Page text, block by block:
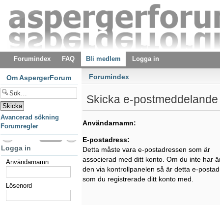
Forumindex FAQ Bli medlem Logga in
Forumindex
Skicka e-
Användarnamn:
E-postadress:
Detta måste vara e-postadressen som är
associerad med ditt konto. Om du inte har
den via kontrollpanelen så är detta e-
som du registrerade ditt konto med.
Om AspergerForum
Avancerad sökning
Forumregler
Logga in
Användarnamn
Lösenord